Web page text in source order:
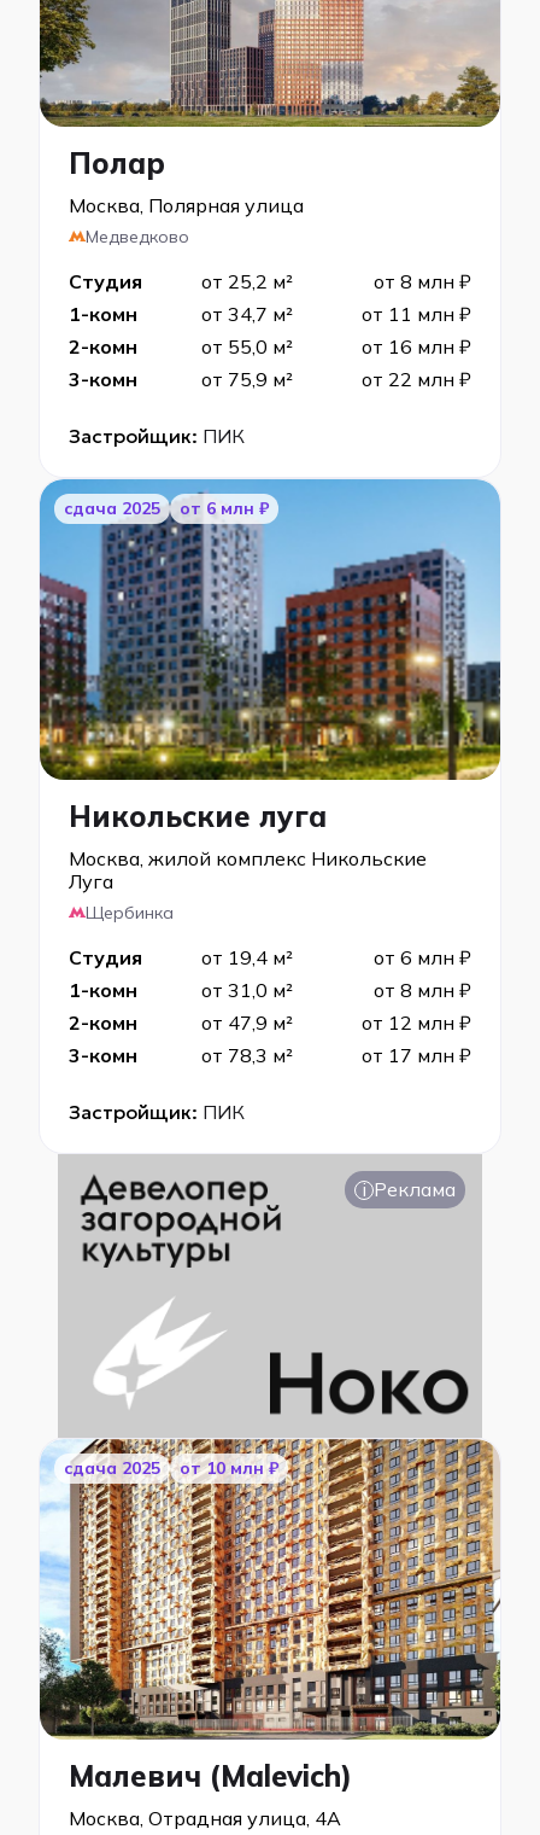
Полар
Москва, Полярная улица
Медведково
Студия от 25,2 м²
от 8 млн ₽
1-комн
от 34,7 м²
от 11 млн ₽
2-комн
от 55,0 м²
от 16 млн ₽
3-комн
от 75,9 м² от 22 млн ₽
Застройщик: ПИК
cдача 2025 от 6 млн ₽
Никольские луга
Москва, жилой комплекс Никольские
Луга
Щербинка
Студия от 19,4 м²
от 6 млн ₽
1-комн
от 31,0 м²
от 8 млн ₽
2-комн
от 47,9 м²
от 12 млн ₽
3-комн
от 78,3 м² от 17 млн ₽
Застройщик: ПИК
i Реклама
cдача 2025 от 10 млн ₽
Малевич (Malevich)
Москва, Отрадная улица, 4А